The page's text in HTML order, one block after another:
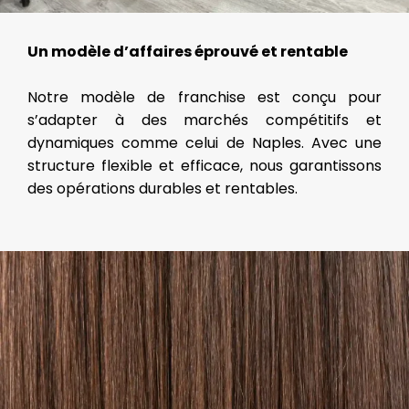
Un modèle d’affaires éprouvé et rentable
Notre modèle de franchise est conçu pour
s’adapter à des marchés compétitifs et
dynamiques comme celui de Naples. Avec une
structure flexible et efficace, nous garantissons
des opérations durables et rentables.